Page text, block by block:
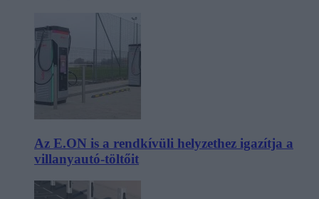
Az E.ON is a rendkívüli helyzethez igazítja a
villanyautó-töltőit